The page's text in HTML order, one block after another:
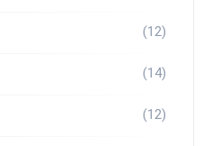
(12)
(14)
(12)